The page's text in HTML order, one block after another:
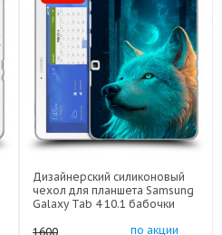
Дизайнерский силиконовый
чехол для планшета Samsung
Galaxy Tab 4 10.1 бабочки
1600
по акции